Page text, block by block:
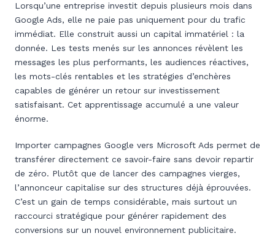
Lorsqu’une entreprise investit depuis plusieurs mois dans
Google Ads, elle ne paie pas uniquement pour du trafic
immédiat. Elle construit aussi un capital immatériel : la
donnée. Les tests menés sur les annonces révèlent les
messages les plus performants, les audiences réactives,
les mots-clés rentables et les stratégies d’enchères
capables de générer un retour sur investissement
satisfaisant. Cet apprentissage accumulé a une valeur
énorme.
Importer campagnes Google vers Microsoft Ads permet de
transférer directement ce savoir-faire sans devoir repartir
de zéro. Plutôt que de lancer des campagnes vierges,
l’annonceur capitalise sur des structures déjà éprouvées.
C’est un gain de temps considérable, mais surtout un
raccourci stratégique pour générer rapidement des
conversions sur un nouvel environnement publicitaire.